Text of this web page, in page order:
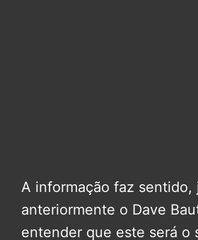
A informação faz sentido,
anteriormente o Dave
entender que este será o